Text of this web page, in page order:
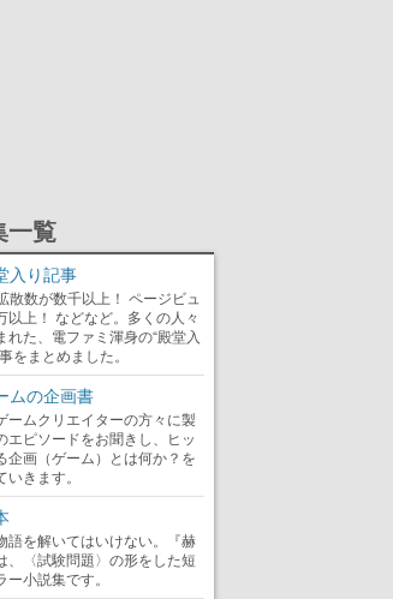
一覧
入り記事
散数が数千以上！ ページビュ
以上！ などなど。多くの人々
れた、電ファミ渾身の“殿堂入
をまとめました。
ムの企画書
ームクリエイターの方々に製
エピソードをお聞きし、ヒッ
企画（ゲーム）とは何か？を
いきます。
語を解いてはいけない。『赫
、〈試験問題〉の形をした短
ー小説集です。